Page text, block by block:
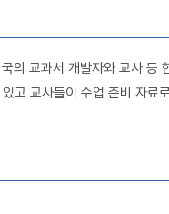
교과서 개발자와 교사 등
고 교사들이 수업 준비 자